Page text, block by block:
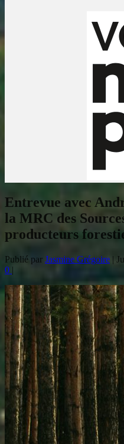
Entrevue avec
la MRC des
producteurs
Publié par Jasmine Grégoire |
0 |